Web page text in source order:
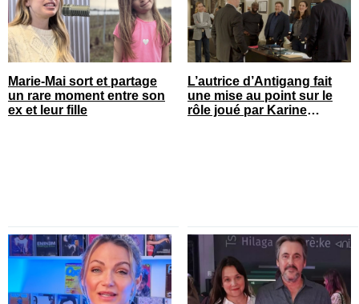
Marie-Mai sort et partage
un rare moment entre son
ex et leur fille
L’autrice d’Antigang fait
une mise au point sur le
rôle joué par Karine